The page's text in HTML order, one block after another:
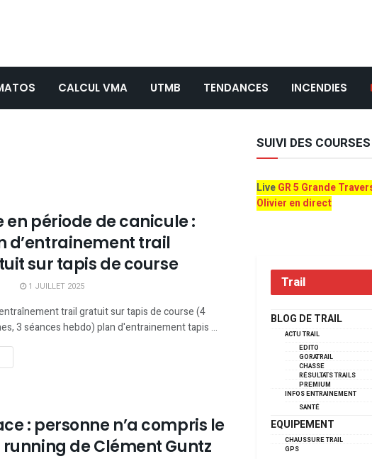
CALCUL VMA UTMB TENDANCES INCENDIES
en période de canicule :
d’entrainement trail
sur tapis de course
1 JUILLET 2025
trail gratuit sur tapis de course (4
3 séances hebdo) plan d'entrainement tapis ...
: personne n’a compris le
de Clément Guntz
SUIVI DES
LiveGR 5 Grande
Olivier en direct
Trail
BLOG DE TRAIL
ACTU TRAIL
EDITO
GORATRAIL
CHASSE
RÉSULTATS TRAILS
PREMIUM
INFOS ENTRAINEMENT
SANTÉ
EQUIPEMENT
CHAUSSURE TRAIL
GPS